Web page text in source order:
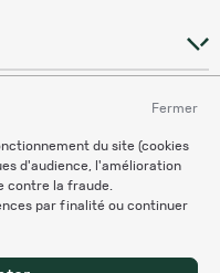
Fermer
du site (cookies
d'audience, l'amélioration
contre la fraude.
par finalité ou continuer